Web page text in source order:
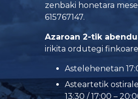
zenbaki honetara
615767147.
Azaroan 2-tik
irikita ordutegi
Astelehenetan
Asteartetik
13:30 / 17:00 –